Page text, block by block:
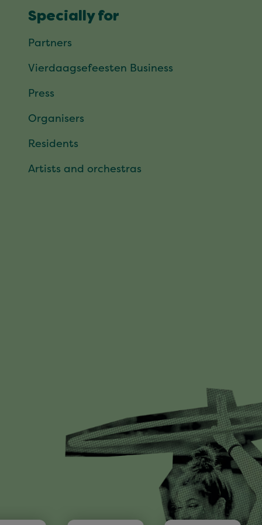
Specially for
Partners
Vierdaagsefeesten Business
Press
Organisers
Residents
Artists and orchestras